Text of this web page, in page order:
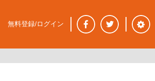
無料登録/ログイン